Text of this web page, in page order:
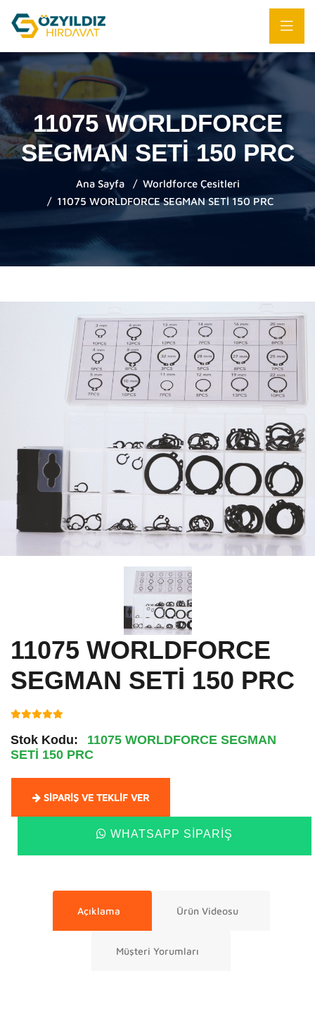
11075 WORLDFORCE
SEGMAN SETİ 150 PRC
Ana Sayfa
Worldforce Çesitleri
11075 WORLDFORCE SEGMAN SETİ 150 PRC
11075 WORLDFORCE
SEGMAN SETİ 150 PRC
Stok Kodu:
11075 WORLDFORCE SEGMAN
SETİ 150 PRC
SIPARIŞ VE TEKLIF VER
WHATSAPP SIPARIŞ
Açıklama Ürün Videosu
Müşteri Yorumları